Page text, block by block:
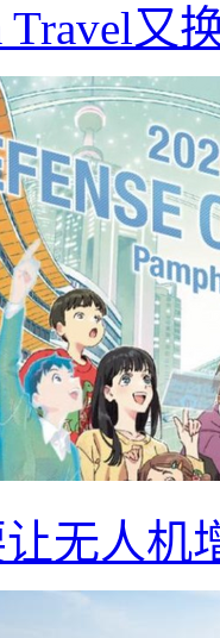
Travel又
无人机